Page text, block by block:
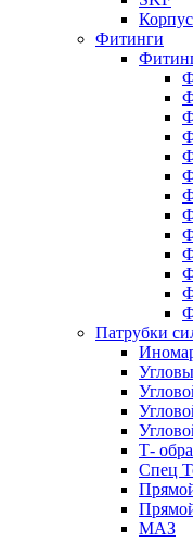
Фитинги
Патрубки
Т-
Спец
МАЗ